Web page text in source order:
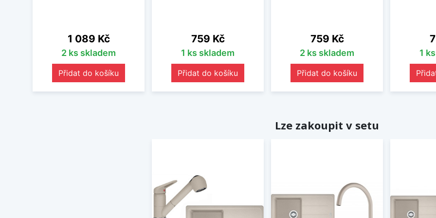
Cena
1 089 Kč
2 ks skladem
Přidat do košíku
Cena
759 Kč
1 ks skladem
Přidat do košíku
Cena
759 Kč
2 ks skladem
Přidat do košíku
1
Lze zakoupit v setu